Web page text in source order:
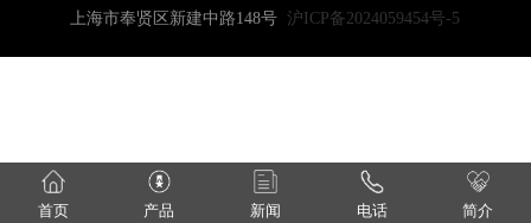
上海市奉贤区新建中路148号沪ICP备2024059454号-5
首页 产品 新闻 电话 简介